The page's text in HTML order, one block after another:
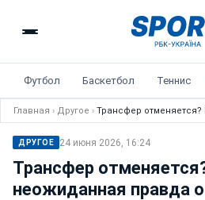
Футбол Баскетбол Теннис
Главная › Другое › Трансфер
ДРУГОЕ 24 июня 2026, 16:24
Трансфер
неожиданная правда